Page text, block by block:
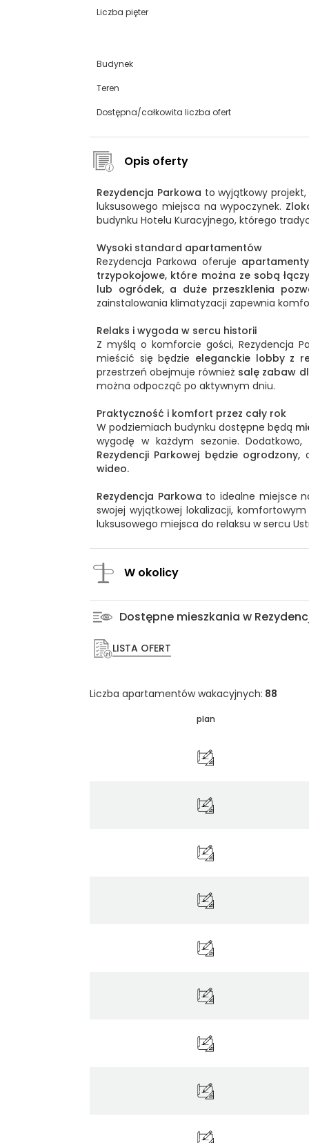
Liczba pięter
Budynek
Teren
Dostępna/całkowita liczba ofert
Opis oferty
Rezydencja Parkowa to wyjątkowy
luksusowego miejsca na wypoczynek.
budynku Hotelu Kuracyjnego, którego
Wysoki standard apartamentów
Rezydencja Parkowa oferuje
trzypokojowe, które można ze sobą
lub ogródek, a duże przeszklenia
zainstalowania klimatyzacji zapewnia
Relaks i wygoda w sercu historii
Z myślą o komforcie gości, Rezydencja
mieścić się będzie eleganckie lobby z
przestrzeń obejmuje również salę zabaw
można odpocząć po aktywnym dniu.
Praktyczność i komfort przez cały rok
W podziemiach budynku dostępne będą
wygodę w każdym sezonie.
Rezydencji Parkowej będzie ogrodzony,
wideo.
Rezydencja Parkowa to idealne miejsce
swojej wyjątkowej lokalizacji,
luksusowego miejsca do relaksu w sercu
W okolicy
Dostępne mieszkania w
LISTA OFERT
Liczba apartamentów wakacyjnych: 88
plan